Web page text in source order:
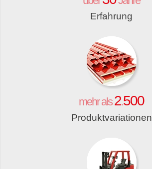
Erfahrung
mehr als2.500
Produktvariationen